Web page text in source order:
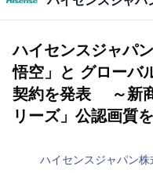
ハイセンスジャパ
悟空」と グローバ
契約を発表 ～新
リーズ」公認画質
ハイセンスジャパン株